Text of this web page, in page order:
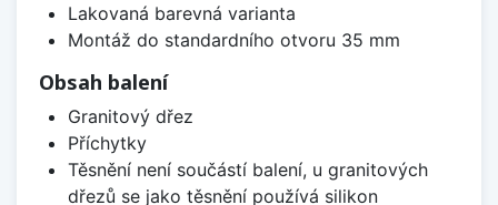
Lakovaná barevná varianta
Montáž do standardního otvoru 35 mm
Obsah balení
Granitový dřez
Příchytky
Těsnění není součástí balení, u granitových
dřezů se jako těsnění používá silikon